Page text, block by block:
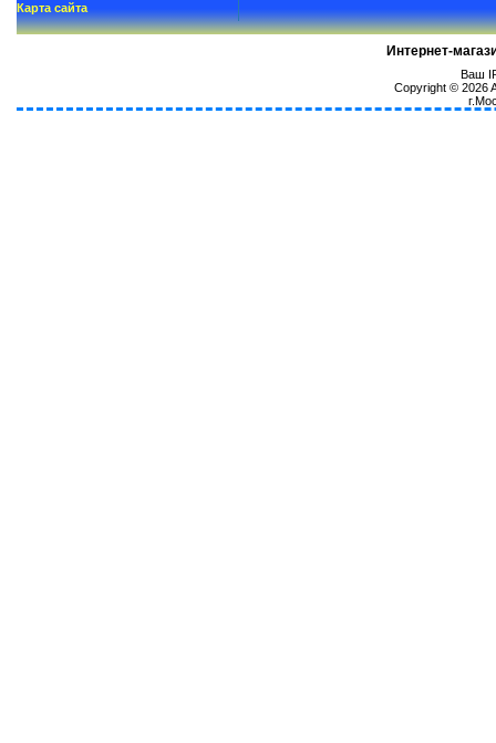
Карта сайта
Интернет-
Ваш
Copyright © 2026